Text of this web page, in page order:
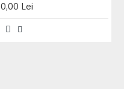
0,00 Lei